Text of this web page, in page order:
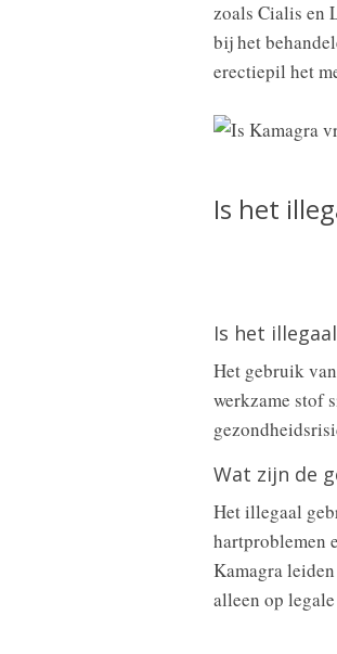
zoals Cialis en
bij het
erectiepil het
Is het
Is het
Het gebruik
werkzame stof
Wat zijn de
Het illegaal
hartproblemen
Kamagra
alleen op